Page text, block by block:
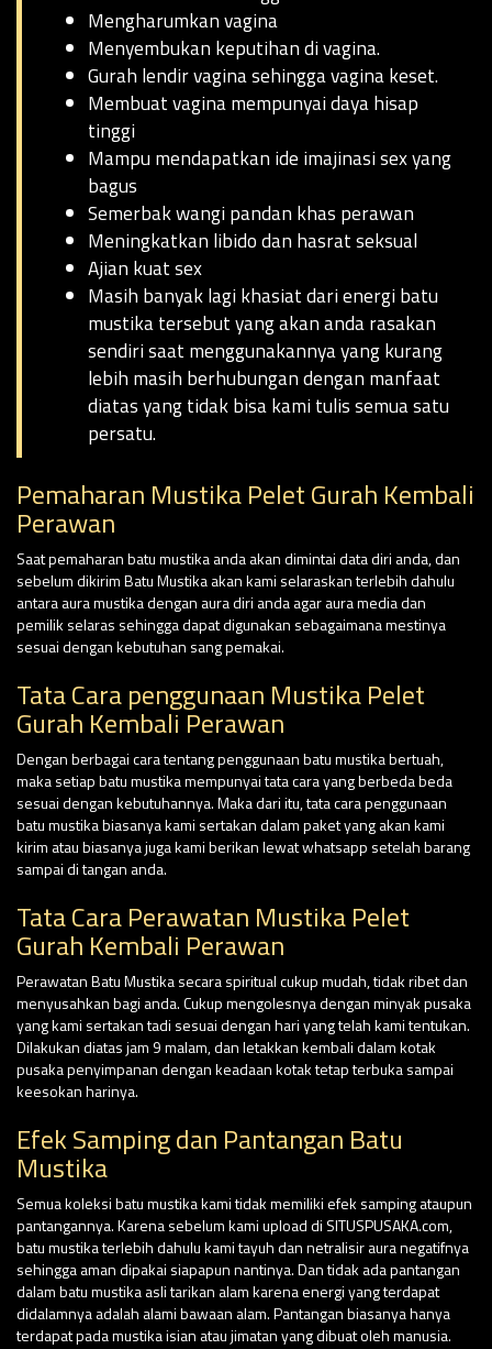
Mengharumkan vagina
Menyembukan keputihan di vagina.
Gurah lendir vagina sehingga vagina keset.
Membuat vagina mempunyai daya hisap
tinggi
Mampu mendapatkan ide imajinasi sex yang
bagus
Semerbak wangi pandan khas perawan
Meningkatkan libido dan hasrat seksual
Ajian kuat sex
Masih banyak lagi khasiat dari energi batu
mustika tersebut yang akan anda rasakan
sendiri saat menggunakannya yang kurang
lebih masih berhubungan dengan manfaat
diatas yang tidak bisa kami tulis semua satu
persatu.
Pemaharan Mustika Pelet Gurah Kembali
Perawan
Saat pemaharan batu mustika anda akan dimintai data diri anda, dan
sebelum dikirim Batu Mustika akan kami selaraskan terlebih dahulu
antara aura mustika dengan aura diri anda agar aura media dan
pemilik selaras sehingga dapat digunakan sebagaimana mestinya
sesuai dengan kebutuhan sang pemakai.
Tata Cara penggunaan Mustika Pelet
Gurah Kembali Perawan
Dengan berbagai cara tentang penggunaan batu mustika bertuah,
maka setiap batu mustika mempunyai tata cara yang berbeda beda
sesuai dengan kebutuhannya. Maka dari itu, tata cara penggunaan
batu mustika biasanya kami sertakan dalam paket yang akan kami
kirim atau biasanya juga kami berikan lewat whatsapp setelah barang
sampai di tangan anda.
Tata Cara Perawatan Mustika Pelet
Gurah Kembali Perawan
Perawatan Batu Mustika secara spiritual cukup mudah, tidak ribet dan
menyusahkan bagi anda. Cukup mengolesnya dengan minyak pusaka
yang kami sertakan tadi sesuai dengan hari yang telah kami tentukan.
Dilakukan diatas jam 9 malam, dan letakkan kembali dalam kotak
pusaka penyimpanan dengan keadaan kotak tetap terbuka sampai
keesokan harinya.
Efek Samping dan Pantangan Batu
Mustika
Semua koleksi batu mustika kami tidak memiliki efek samping ataupun
pantangannya. Karena sebelum kami upload di SITUSPUSAKA.com,
batu mustika terlebih dahulu kami tayuh dan netralisir aura negatifnya
sehingga aman dipakai siapapun nantinya. Dan tidak ada pantangan
dalam batu mustika asli tarikan alam karena energi yang terdapat
didalamnya adalah alami bawaan alam. Pantangan biasanya hanya
terdapat pada mustika isian atau jimatan yang dibuat oleh manusia.